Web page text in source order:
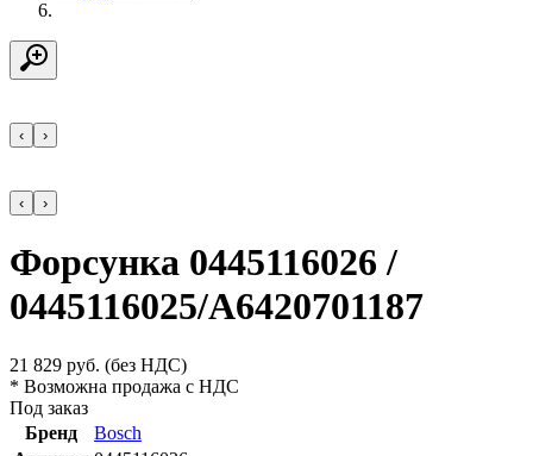
‹ ›
‹ ›
Форсунка 0445116026 /
0445116025/A6420701187
21 829 руб. (без НДС)
* Возможна продажа с НДС
Под заказ
Бренд
Bosch